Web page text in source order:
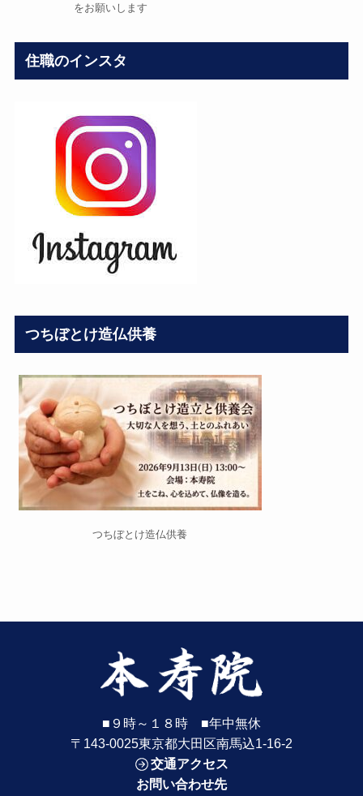
をお願いします
住職のインスタ
つちぼとけ造仏供養
つちぼとけ造仏供養
■９時～１８時 ■年中無休
〒143-0025東京都大田区南馬込1-16-2
交通アクセス
お問い合わせ先